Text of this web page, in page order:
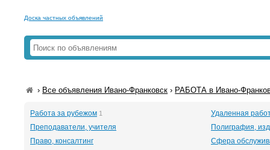
Доска частных объявлений
› Все объявления Ивано-Франковск › РАБОТА в Ивано-
Работа за рубежом 1
Удаленная
Преподаватели, учителя
Полиграфия,
Право, консалтинг
Сфера